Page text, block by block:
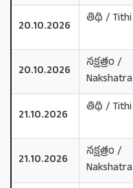
20.10.2026
తిథి / Tithi
20.10.2026
నక్షత్రం /
Nakshatra
21.10.2026
తిథి / Tithi
21.10.2026
నక్షత్రం /
Nakshatra